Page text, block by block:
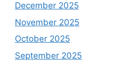
December 2025
November 2025
October 2025
September 2025